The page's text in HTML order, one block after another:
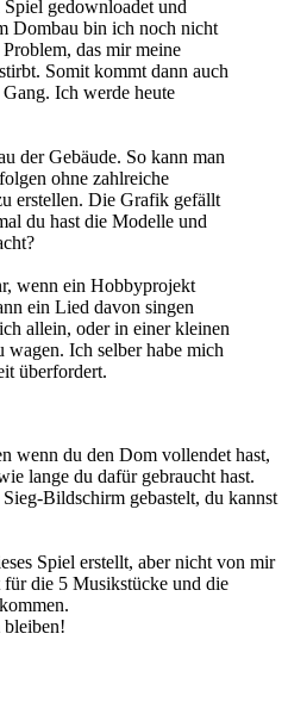
gedownloadet und
Dombau bin ich noch nicht
das mir meine
Somit kommt dann auch
Ich werde heute
der Gebäude. So kann man
ohne zahlreiche
erstellen. Die Grafik gefällt
du hast die Modelle und
wenn ein Hobbyprojekt
ein Lied davon singen
allein, oder in einer kleinen
wagen. Ich selber habe mich
überfordert.
wenn du den Dom vollendet hast,
lange du dafür gebraucht hast.
Bildschirm gebastelt, du kannst
Spiel erstellt, aber nicht von mir
die 5 Musikstücke und die
bleiben!